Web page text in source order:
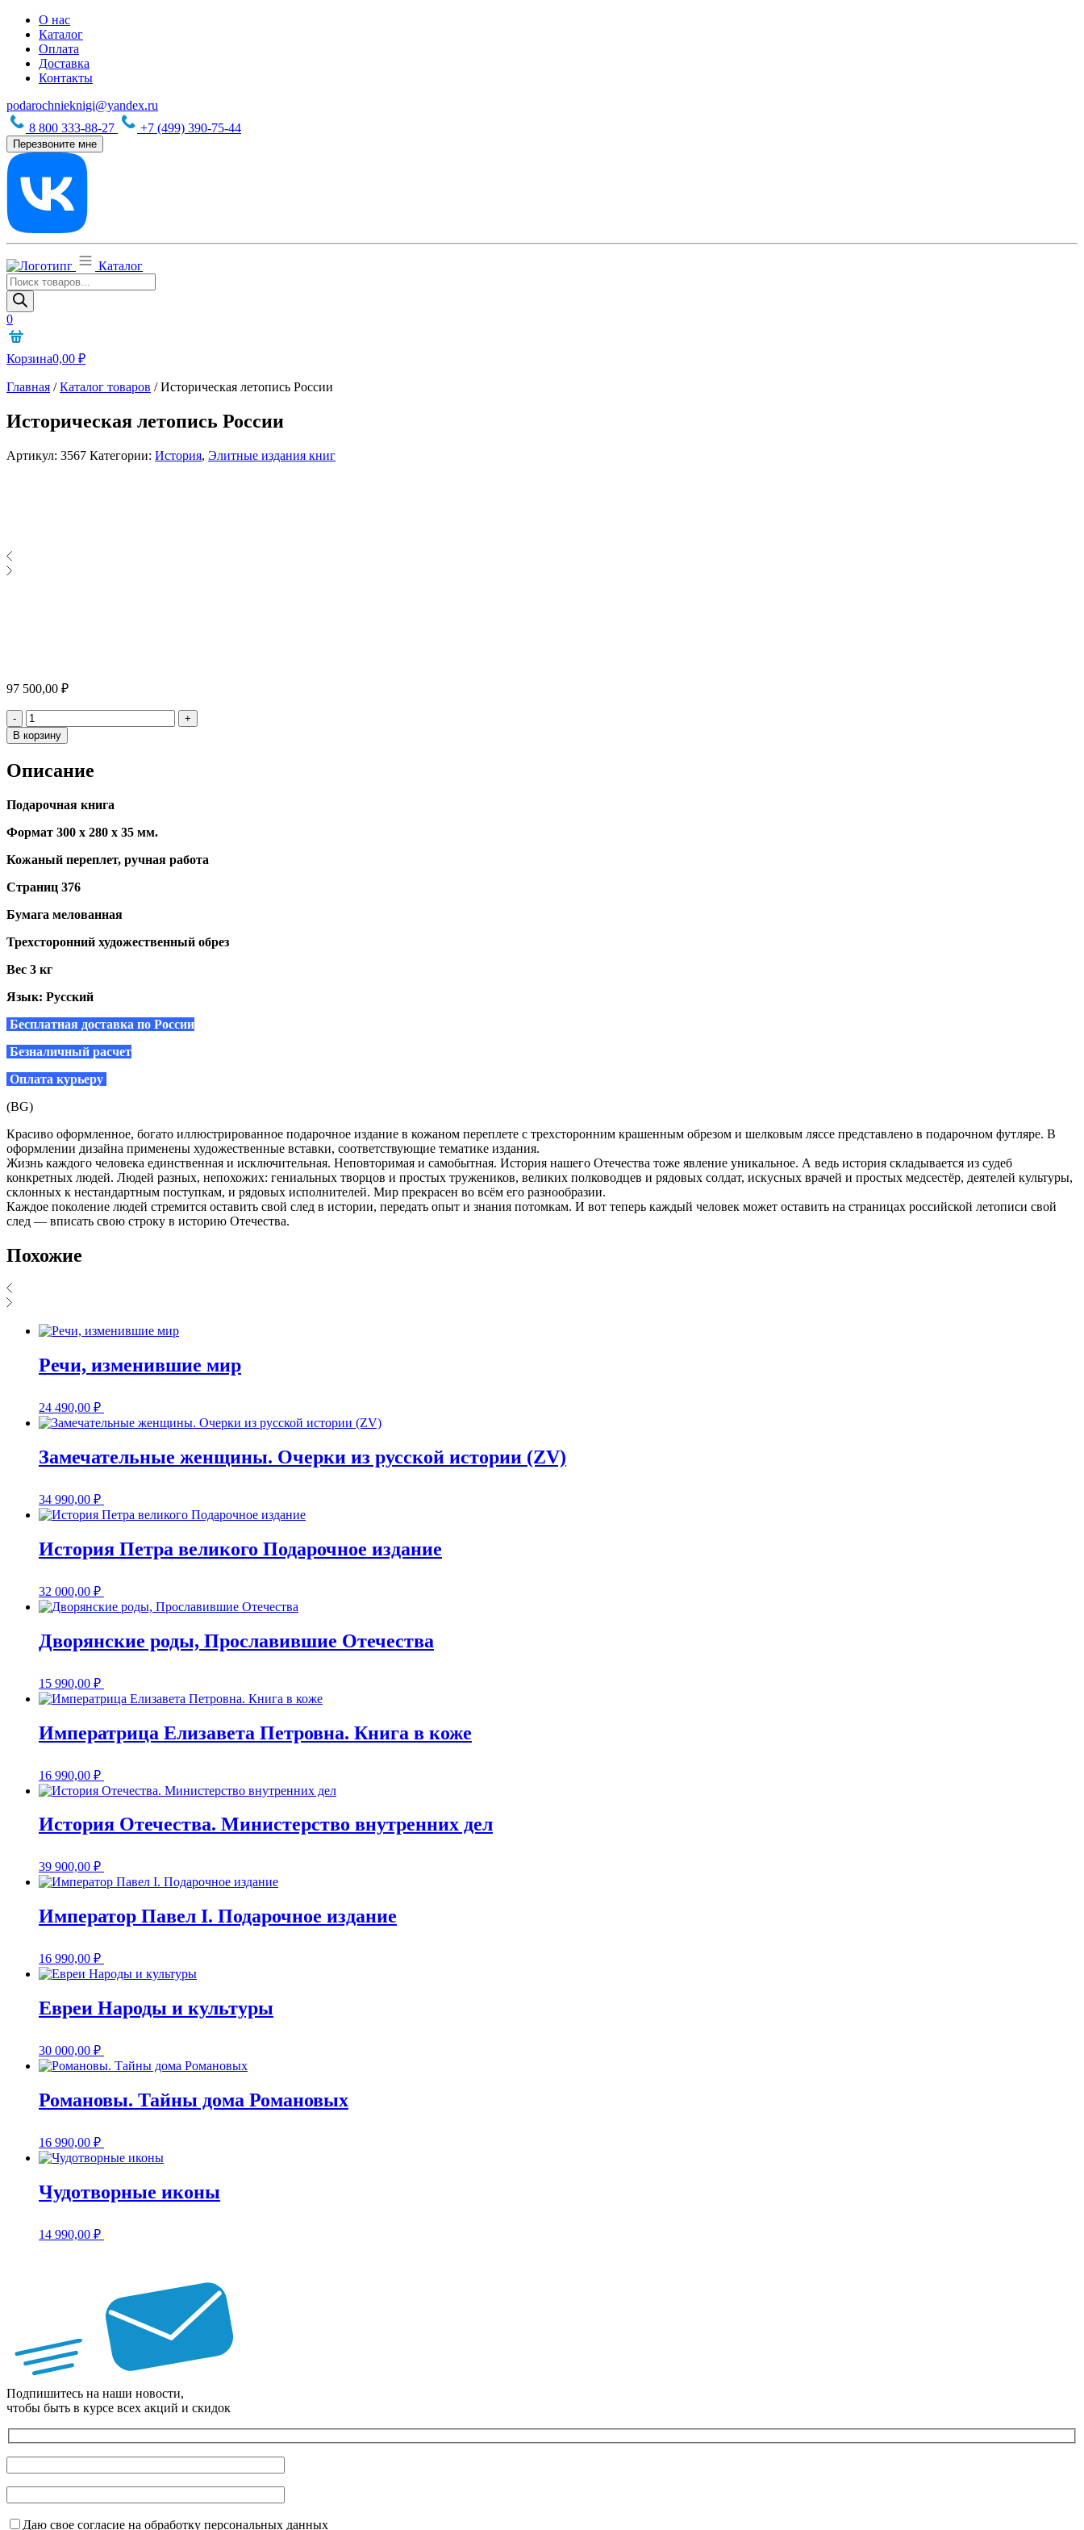
О нас
Каталог
Оплата
Доставка
Контакты
podarochnieknigi@yandex.ru
8 800 333-88-27
+7 (499) 390-75-44
Перезвоните мне
Каталог
Поиск
товаров
0
Корзина0,00 ₽
Главная /Каталог товаров /Историческая летопись России
Историческая летопись России
Артикул: 3567 Категории: История, Элитные издания книг
97 500,00 ₽
- Количество
+
В корзину
Описание
Подарочная книга
Формат 300 х 280 х 35 мм.
Кожаный переплет, ручная работа
Страниц 376
Бумага мелованная
Трехсторонний художественный обрез
Вес 3 кг
Язык: Русский
Бесплатная доставка по России
Безналичный расчет
Оплата курьеру
(BG)
Красиво оформленное, богато иллюстрированное подарочное издание в кожаном переплете с трехсторонним крашенным обрезом и шелковым ляссе представлено в подарочном футляре. В
оформлении дизайна применены художественные вставки, соответствующие тематике издания.
Жизнь каждого человека единственная и исключительная. Неповторимая и самобытная. История нашего Отечества тоже явление уникальное. А ведь история складывается из судеб
конкретных людей. Людей разных, непохожих: гениальных творцов и простых тружеников, великих полководцев и рядовых солдат, искусных врачей и простых медсестёр, деятелей культуры,
склонных к нестандартным поступкам, и рядовых исполнителей. Мир прекрасен во всём его разнообразии.
Каждое поколение людей стремится оставить свой след в истории, передать опыт и знания потомкам. И вот теперь каждый человек может оставить на страницах российской летописи свой
след — вписать свою строку в историю Отечества.
Похожие
Речи, изменившие мир
24 490,00 ₽
Замечательные женщины. Очерки из русской истории (ZV)
34 990,00 ₽
История Петра великого Подарочное издание
32 000,00 ₽
Дворянские роды, Прославившие Отечества
15 990,00 ₽
Императрица Елизавета Петровна. Книга в коже
16 990,00 ₽
История Отечества. Министерство внутренних дел
39 900,00 ₽
Император Павел I. Подарочное издание
16 990,00 ₽
Евреи Народы и культуры
30 000,00 ₽
Романовы. Тайны дома Романовых
16 990,00 ₽
Чудотворные иконы
14 990,00 ₽
Подпишитесь на наши новости,
чтобы быть в курсе всех акций и скидок
Даю свое согласие на обработку персональных данных